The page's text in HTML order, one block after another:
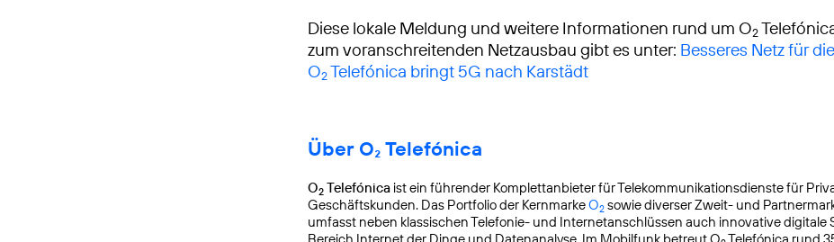
Diese lokale Meldung und weitere Informationen rund um O2
zum voranschreitenden Netzausbau gibt es unter: Besseres Netz für
O2Telefónica bringt 5G nach Karstädt
Über O₂ Telefónica
O2 Telefónica ist ein führender Komplettanbieter für Telekommunikationsdienste für
Geschäftskunden. Das Portfolio der KernmarkeO2 sowie diverser Zweit- und
umfasst neben klassischen Telefonie- und Internetanschlüssen auch innovative digitale
Bereich Internet der Dinge und Datenanalyse. Im Mobilfunk betreut O Telefónica rund